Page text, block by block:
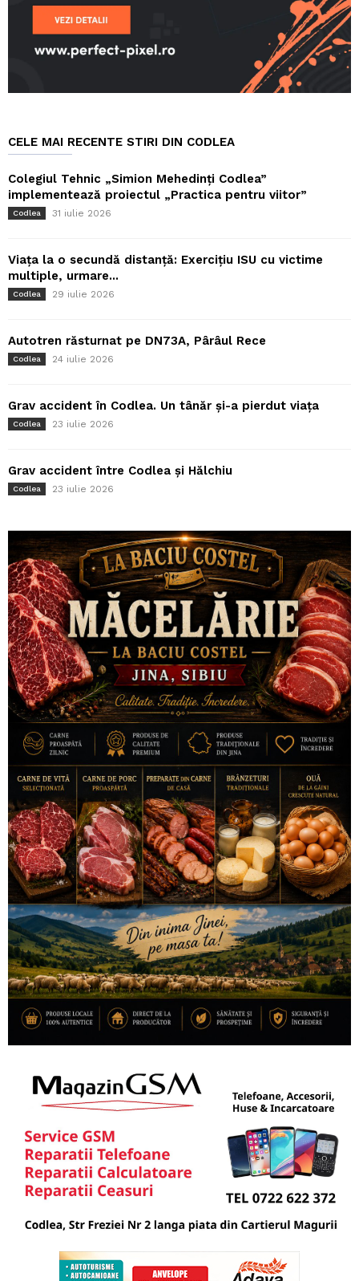
CELE MAI RECENTE STIRI DIN CODLEA
Colegiul Tehnic „Simion Mehedinți Codlea”
implementează proiectul „Practica pentru viitor”
Codlea 31 iulie 2026
Viața la o secundă distanță: Exercițiu ISU cu victime
multiple, urmare...
Codlea 29 iulie 2026
Autotren răsturnat pe DN73A, Pârâul Rece
Codlea 24 iulie 2026
Grav accident în Codlea. Un tânăr și-a pierdut viața
Codlea 23 iulie 2026
Grav accident între Codlea și Hălchiu
Codlea 23 iulie 2026